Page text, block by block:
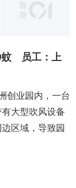
蚊 员工：上
创业园内，一台
大型吹风设备
区域，导致园